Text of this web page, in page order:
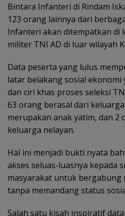
Bintara Infanteri di Rindam
123 orang lainnya dari
Infanteri akan ditempatkan di
militer TNI AD di luar wilayah
Data peserta yang lulus
latar belakang sosial ekonomi
dan ciri khas proses seleksi
63 orang berasal dari
merupakan anak yatim, dan 2
keluarga nelayan.
Hal ini menjadi bukti nyata
akses seluas-luasnya kepada
masyarakat untuk bergabung
tanpa memandang status
Salah satu kisah inspiratif